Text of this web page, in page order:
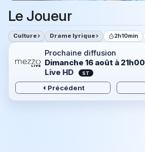
Le Joueur
Culture Drame lyrique 2h10min
Prochaine diffusion
Dimanche 16 août à 21h00
Live HD
ST
Précédent